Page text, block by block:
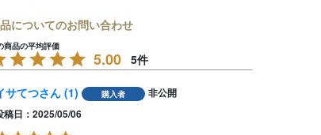
についてのお問い合わせ
5.00 5
サてつ 1 購入者
非公開
稿日
2025/05/06